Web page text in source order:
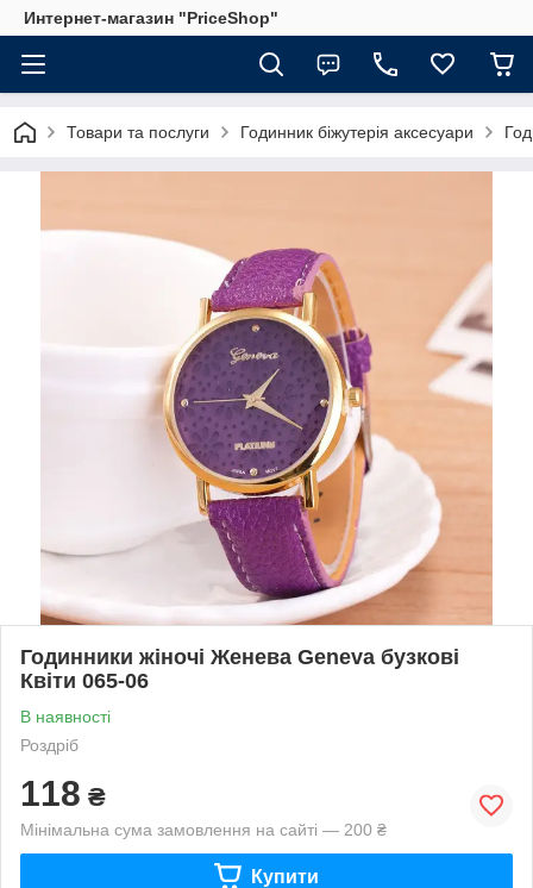
Интернет-магазин "PriceShop"
Товари та послуги Годинник біжутерія аксесуари
Годинники жіночі Женева Geneva бузкові
Квіти 065-06
В наявності
Роздріб
118 ₴
Мінімальна сума замовлення на сайті — 200 ₴
Купити